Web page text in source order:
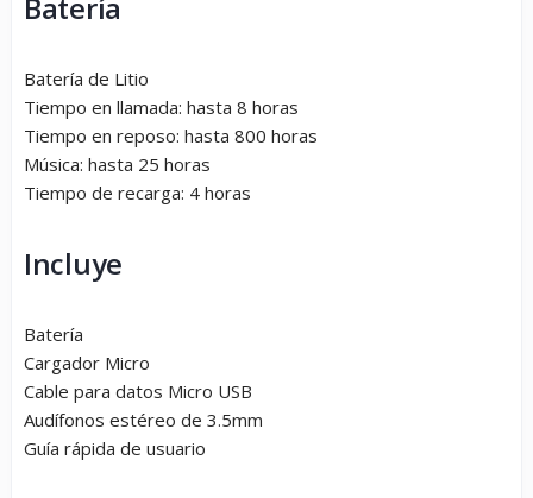
Batería
Batería de Litio
Tiempo en llamada: hasta 8 horas
Tiempo en reposo: hasta 800 horas
Música: hasta 25 horas
Tiempo de recarga: 4 horas
Incluye
Batería
Cargador Micro
Cable para datos Micro USB
Audífonos estéreo de 3.5mm
Guía rápida de usuario